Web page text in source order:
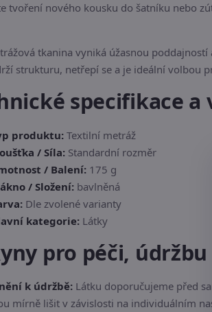
tvoření nového kousku do šatníku nebo
tkanina vyniká úžasnou
strukturu, netřepí se a je ideální volbou
specifikace a
produktu: Textilní metráž
/ Síla: Standardní rozměr
/ Balení: 175 g
/ Složení: bavlněná
Dle zvolené varianty
kategorie: Látky
pro péči,
k údržbě: Látku doporučujeme před
mírně lišit v závislosti na individuálním